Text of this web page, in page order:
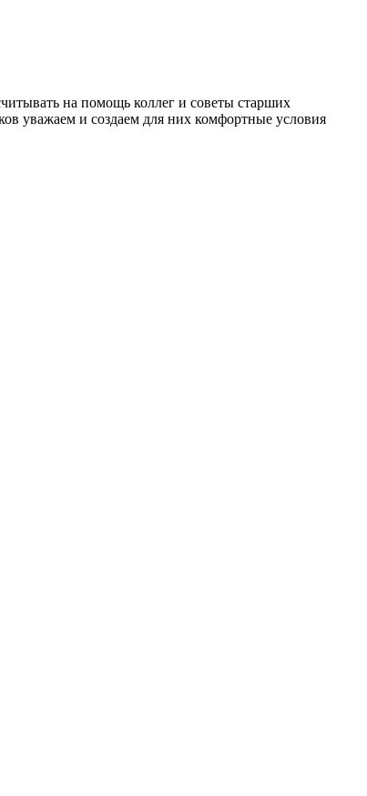
на помощь коллег и советы старших
уважаем и создаем для них комфортные условия